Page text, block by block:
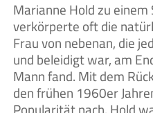
Marianne Hold zu
verkörperte oft die
Frau von nebenan, die
und beleidigt war, am
Mann fand. Mit dem
den frühen 1960er